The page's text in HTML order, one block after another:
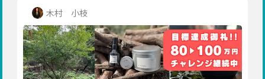
宮城
秋田
新潟 富山
長野
岐阜 静岡 愛知
近畿
三重 滋賀 京都 大阪
兵庫
木村 小枝